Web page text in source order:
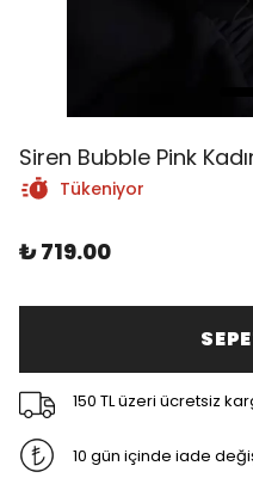
Siren Bubble Pink
Tükeniyor
₺ 719.00
150 TL üzeri ücretsiz
10 gün içinde iade